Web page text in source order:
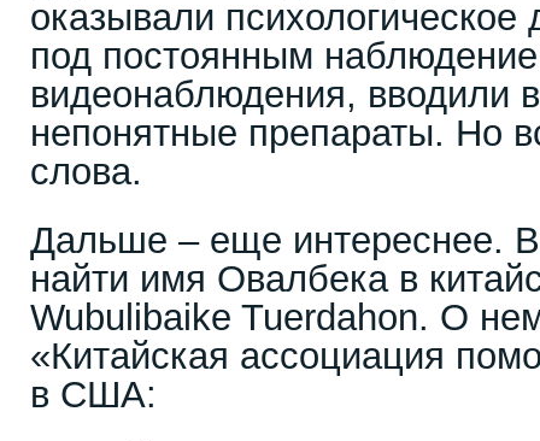
оказывали
под постоянным
видеонаблюдения, вводили
непонятные препараты. Но
слова.
Дальше – еще интереснее. В
найти имя Овалбека в
Wubulibaike Tuerdahon. О
«Китайская ассоциация
в США: